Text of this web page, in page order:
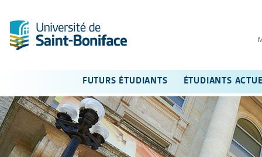
FUTURS ÉTUDIANTS ÉTUDIANTS